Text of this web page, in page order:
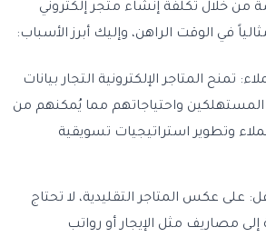
من خلال تكلفة إنشاء متجر إلكتروني
في الوقت الراهن، وإليك أبرز الأسباب:
تمنح المتاجر الإلكترونية التجار بيانات
واحتياجاتهم مما يُمكنهم من
وتطوير استراتيجيات تسويقية
على عكس المتاجر التقليدية، لا تحتاج
إلى مصاريف مثل الإيجار أو رواتب